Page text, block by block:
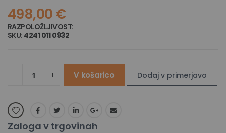
498,00 €
RAZPOLOŽLJIVOST:
SKU 4241 011 0932
V košarico Dodaj v primerjavo
Zaloga v trgovinah